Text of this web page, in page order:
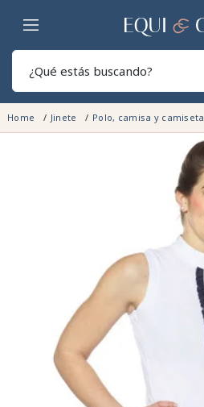
Hogar
Home Jinete Polo, camisa y camiseta